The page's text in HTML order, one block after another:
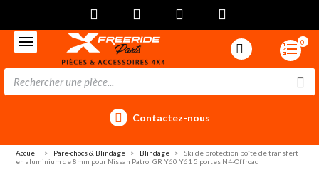
0
Contactez-nous
Accueil Pare-chocs & Blindage Blindage
Ski de protection boîte de transfert
en aluminium de 8mm pour Nissan Patrol GR Y60 Y61 5 portes N4-Offroad